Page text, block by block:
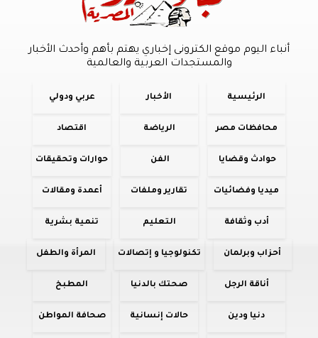
أنباء اليوم موقع الكترونى إخباري يهتم بأهم وأحدث الأخبار
والمستجدات العربية والعالمية
الرئيسية الأخبار عربي ودولي
محافظات مصر الرياضة اقتصاد
حوادث وقضايا الفن حوارات وتحقيقات
ميديا وفضائيات تقارير وملفات أعمدة ومقالات
أدب وثقافة التعليم تنمية بشرية
أحزاب وبرلمان تكنولوجيا و إتصالات المرأة والطفل
أناقة الرجل صحتك بالدنيا المطبخ
دنيا ودين حالات إنسانية صحافة المواطن